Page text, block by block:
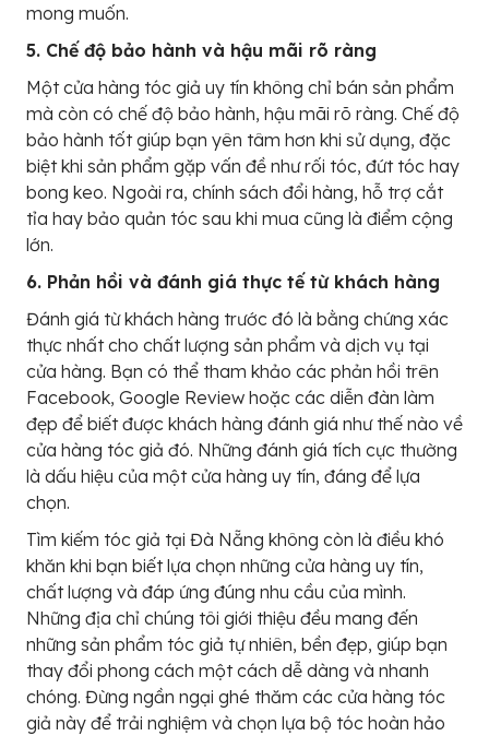
mong muốn.
5. Chế độ bảo hành và hậu mãi rõ ràng
Một cửa hàng tóc giả uy tín không chỉ bán sản phẩm
mà còn có chế độ bảo hành, hậu mãi rõ ràng. Chế độ
bảo hành tốt giúp bạn yên tâm hơn khi sử dụng, đặc
biệt khi sản phẩm gặp vấn đề như rối tóc, đứt tóc hay
bong keo. Ngoài ra, chính sách đổi hàng, hỗ trợ cắt
tỉa hay bảo quản tóc sau khi mua cũng là điểm cộng
lớn.
6. Phản hồi và đánh giá thực tế từ khách hàng
Đánh giá từ khách hàng trước đó là bằng chứng xác
thực nhất cho chất lượng sản phẩm và dịch vụ tại
cửa hàng. Bạn có thể tham khảo các phản hồi trên
Facebook, Google Review hoặc các diễn đàn làm
đẹp để biết được khách hàng đánh giá như thế nào về
cửa hàng tóc giả đó. Những đánh giá tích cực thường
là dấu hiệu của một cửa hàng uy tín, đáng để lựa
chọn.
Tìm kiếm tóc giả tại Đà Nẵng không còn là điều khó
khăn khi bạn biết lựa chọn những cửa hàng uy tín,
chất lượng và đáp ứng đúng nhu cầu của mình.
Những địa chỉ chúng tôi giới thiệu đều mang đến
những sản phẩm tóc giả tự nhiên, bền đẹp, giúp bạn
thay đổi phong cách một cách dễ dàng và nhanh
chóng. Đừng ngần ngại ghé thăm các cửa hàng tóc
giả này để trải nghiệm và chọn lựa bộ tóc hoàn hảo